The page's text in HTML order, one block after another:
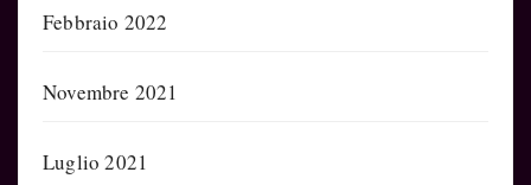
Febbraio 2022
Novembre 2021
Luglio 2021